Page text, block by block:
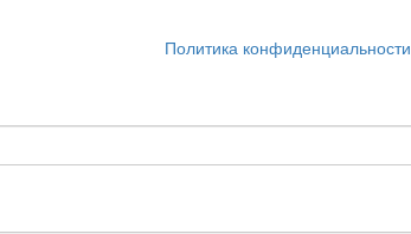
Политика конфиденциальности